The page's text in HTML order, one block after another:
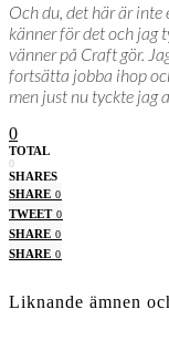
Och du, det här är
känner för det och jag
vänner på Craft gör.
fortsätta jobba ihop
men just nu tyckte jag
0
TOTAL
0
SHARES
SHARE 0
TWEET 0
SHARE 0
SHARE 0
Liknande ämnen